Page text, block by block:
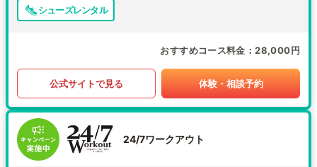
シューズレンタル
おすすめコース料金 28,000円
公式サイトで見る 体験・相談予約
24/7ワークアウト